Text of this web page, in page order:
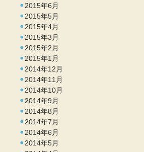
2015年6月
2015年5月
2015年4月
2015年3月
2015年2月
2015年1月
2014年12月
2014年11月
2014年10月
2014年9月
2014年8月
2014年7月
2014年6月
2014年5月